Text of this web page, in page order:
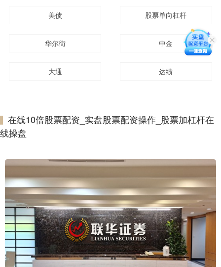
美债 股票单向杠杆
华尔街 中金
大通 达绩
在线10倍股票配资_实盘股票配资操作_股票加杠杆在
线操盘